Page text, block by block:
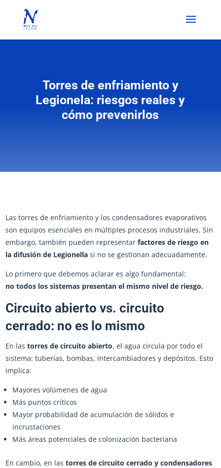
Torres de enfriamiento y
Legionela: riesgos reales y
cómo prevenirlos
Las torres de enfriamiento y los condensadores evaporativos
son equipos esenciales en múltiples procesos industriales. Sin
embargo, también pueden representarfactores de riesgo en
la difusión de Legionella si no se gestionan adecuadamente.
Lo primero que debemos aclarar es algo fundamental:
no todos los sistemas presentan el mismo nivel de riesgo.
Circuito abierto vs. circuito
cerrado: no es lo mismo
En lastorres de circuito abierto, el agua circula por todo el
sistema: tuberías, bombas, intercambiadores y depósitos. Esto
implica:
Mayores volúmenes de agua
Más puntos críticos
Mayor probabilidad de acumulación de sólidos e
incrustaciones
Más áreas potenciales de colonización bacteriana
En cambio, en lastorres de circuito cerrado y condensadores